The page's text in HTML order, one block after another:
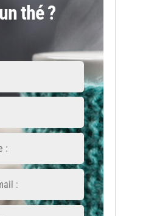
thé ?